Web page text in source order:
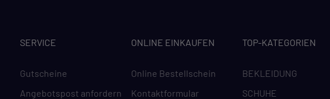
Datenschutzerklärung Impressum
SERVICE
Gutscheine
Angebotspost anfordern
ONLINE EINKAUFEN
Online Bestellschein
Kontaktformular
TOP-KATEGORIEN
BEKLEIDUNG
SCHUHE